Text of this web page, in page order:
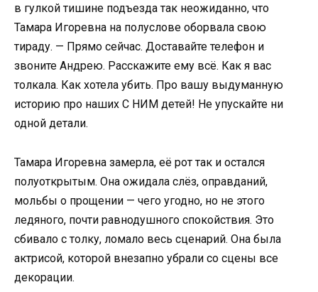
в гулкой тишине подъезда так неожиданно, что
Тамара Игоревна на полуслове оборвала свою
тираду. — Прямо сейчас. Доставайте телефон и
звоните Андрею. Расскажите ему всё. Как я вас
толкала. Как хотела убить. Про вашу выдуманную
историю про наших С НИМ детей! Не упускайте ни
одной детали.
Тамара Игоревна замерла, её рот так и остался
полуоткрытым. Она ожидала слёз, оправданий,
мольбы о прощении — чего угодно, но не этого
ледяного, почти равнодушного спокойствия. Это
сбивало с толку, ломало весь сценарий. Она была
актрисой, которой внезапно убрали со сцены все
декорации.